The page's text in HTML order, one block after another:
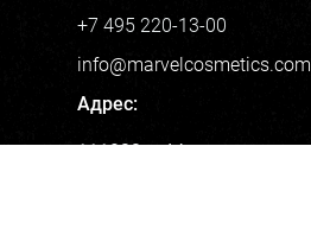
+7 495 220-13-00
info@marvelcosmetics.com
Адрес:
111033, г. Москва, ул.